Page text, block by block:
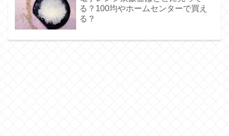
る？100均やホームセンターで買え
る？